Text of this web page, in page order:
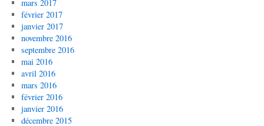
mars 2017
février 2017
janvier 2017
novembre 2016
septembre 2016
mai 2016
avril 2016
mars 2016
février 2016
janvier 2016
décembre 2015